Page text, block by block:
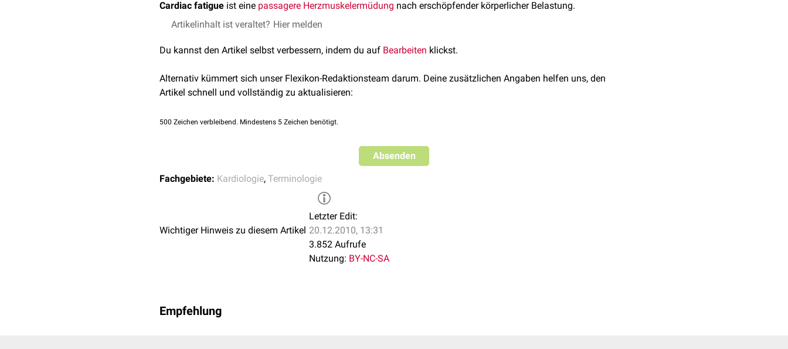
Cardiac fatigue ist eine passagere Herzmuskelermüdung nach erschöpfender körperlicher Belastung.
Artikelinhalt ist veraltet? Hier melden
Du kannst den Artikel selbst verbessern, indem du auf Bearbeiten klickst.
Alternativ kümmert sich unser Flexikon-Redaktionsteam darum. Deine zusätzlichen Angaben helfen uns, den
Artikel schnell und vollständig zu aktualisieren:
500 Zeichen verbleibend. Mindestens 5 Zeichen benötigt.
Absenden
Fachgebiete: Kardiologie, Terminologie
Wichtiger Hinweis zu diesem Artikel
Letzter Edit:
20.12.2010, 13:31
3.852 Aufrufe
Nutzung: BY-NC-SA
Empfehlung